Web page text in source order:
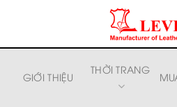
GIỚI THIỆU
THỜI TRANG